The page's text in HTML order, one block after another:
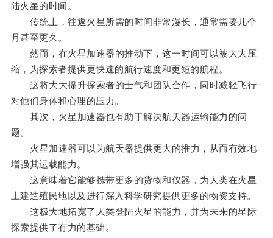
陆火星的时间。
传统上，往返火星所需的时间非常漫长，通常需要几个
月甚至更久。
然而，在火星加速器的推动下，这一时间可以被大大压
缩，为探索者提供更快速的航行速度和更短的航程。
这将大大提升探索者的士气和团队合作，同时减轻飞行
对他们身体和心理的压力。
其次，火星加速器也有助于解决航天器运输能力的问
题。
火星加速器可以为航天器提供更大的推力，从而有效地
增强其运载能力。
这意味着它能够携带更多的货物和仪器，为人类在火星
上建造殖民地以及进行深入科学研究提供更多的物资支持。
这极大地拓宽了人类登陆火星的能力，并为未来的星际
探索提供了有力的基础。